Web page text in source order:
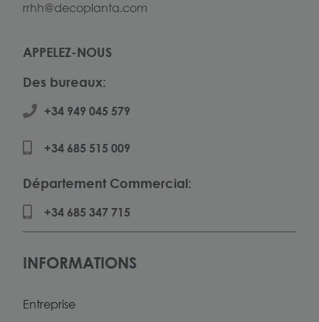
rrhh@decoplanta.com
APPELEZ-NOUS
Des bureaux:
+34 949 045 579
+34 685 515 009
Département Commercial:
+34 685 347 715
INFORMATIONS
Entreprise